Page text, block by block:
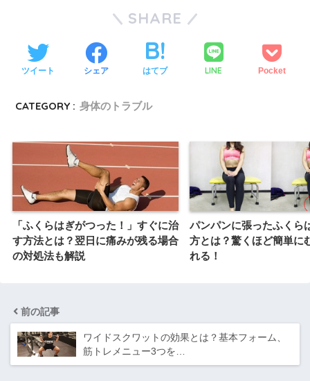
SHARE
ツイート シェア はてブ LINE Pocket
CATEGORY : 身体のトラブル
「ふくらはぎがつった！」すぐに治
す方法とは？翌日に痛みが残る場合
の対処法も解説
パンパンに張ったふくら
方とは？驚くほど簡単に
れる！
前の記事
ワイドスクワットの効果とは？基本フォーム、
筋トレメニュー3つを…